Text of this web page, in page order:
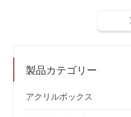
製品カテゴリー
アクリルボックス